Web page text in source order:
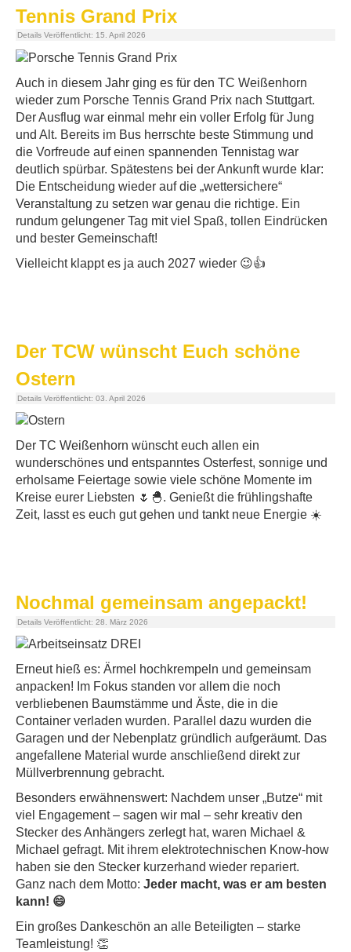
Tennis Grand Prix
Details Veröffentlicht: 15. April 2026
Auch in diesem Jahr ging es für den TC Weißenhorn
wieder zum Porsche Tennis Grand Prix nach Stuttgart.
Der Ausflug war einmal mehr ein voller Erfolg für Jung
und Alt. Bereits im Bus herrschte beste Stimmung und
die Vorfreude auf einen spannenden Tennistag war
deutlich spürbar. Spätestens bei der Ankunft wurde klar:
Die Entscheidung wieder auf die „wettersichere“
Veranstaltung zu setzen war genau die richtige. Ein
rundum gelungener Tag mit viel Spaß, tollen Eindrücken
und bester Gemeinschaft!
Vielleicht klappt es ja auch 2027 wieder 😉👍
Der TCW wünscht Euch schöne
Ostern
Details Veröffentlicht: 03. April 2026
Der TC Weißenhorn wünscht euch allen ein
wunderschönes und entspanntes Osterfest, sonnige und
erholsame Feiertage sowie viele schöne Momente im
Kreise eurer Liebsten 🌷🐣. Genießt die frühlingshafte
Zeit, lasst es euch gut gehen und tankt neue Energie ☀️
Nochmal gemeinsam angepackt!
Details Veröffentlicht: 28. März 2026
Erneut hieß es: Ärmel hochkrempeln und gemeinsam
anpacken! Im Fokus standen vor allem die noch
verbliebenen Baumstämme und Äste, die in die
Container verladen wurden. Parallel dazu wurden die
Garagen und der Nebenplatz gründlich aufgeräumt. Das
angefallene Material wurde anschließend direkt zur
Müllverbrennung gebracht.
Besonders erwähnenswert: Nachdem unser „Butze“ mit
viel Engagement – sagen wir mal – sehr kreativ den
Stecker des Anhängers zerlegt hat, waren Michael &
Michael gefragt. Mit ihrem elektrotechnischen Know-how
haben sie den Stecker kurzerhand wieder repariert.
Ganz nach dem Motto: Jeder macht, was er am besten
kann! 😄
Ein großes Dankeschön an alle Beteiligten – starke
Teamleistung! 👏